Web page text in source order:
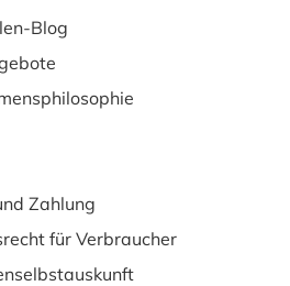
Blog
Zahlung
für Verbraucher